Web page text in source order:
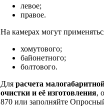
левое;
правое.
На камерах могут
хомутового;
байонетного;
болтового.
Для расчета м
очистки и её изготовления,
870 или заполняйте